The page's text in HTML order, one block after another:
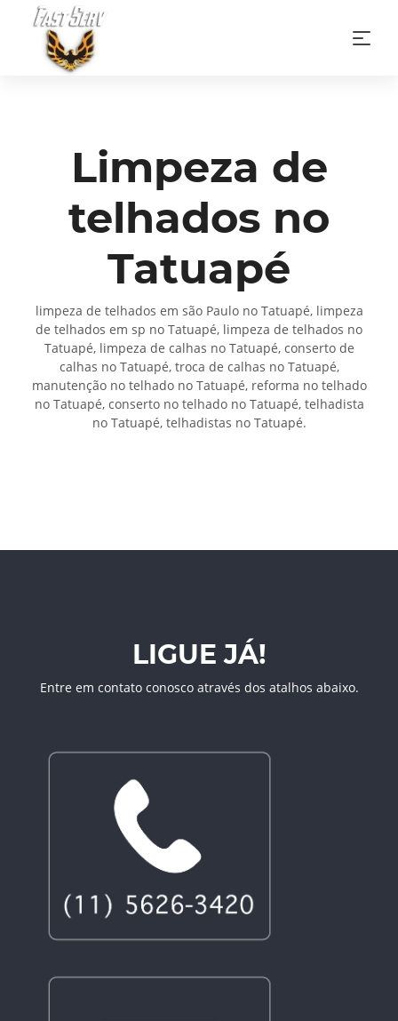
Limpeza de
telhados no
Tatuapé
limpeza de telhados em são Paulo no Tatuapé, limpeza
de telhados em sp no Tatuapé, limpeza de telhados no
Tatuapé, limpeza de calhas no Tatuapé, conserto de
calhas no Tatuapé, troca de calhas no Tatuapé,
manutenção no telhado no Tatuapé, reforma no telhado
no Tatuapé, conserto no telhado no Tatuapé, telhadista
no Tatuapé, telhadistas no Tatuapé.
LIGUE JÁ!
Entre em contato conosco através dos atalhos abaixo.